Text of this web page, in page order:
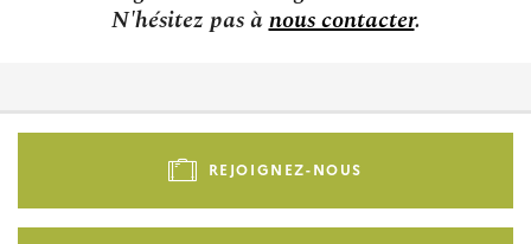
N'hésitez pas ànous contacter.
Pied
-
REJOIGNEZ-NOUS